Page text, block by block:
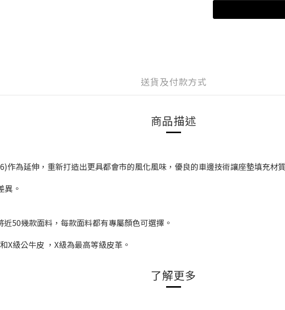
送貨及付款方式
商品描述
作為延伸，重新打造出更具都會市的風化風味，優良的車邊技術讓座墊填充材
異 。
近50幾款面料，每款面料都有專屬顏色可選擇。
X級公牛皮 ，X級為最高等級皮革。
了解更多